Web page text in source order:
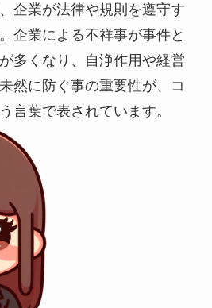
企業が法律や規則を遵守す
企業による不祥事が事件と
多くなり、自浄作用や経営
然に防ぐ事の重要性が、コ
言葉で表されています。